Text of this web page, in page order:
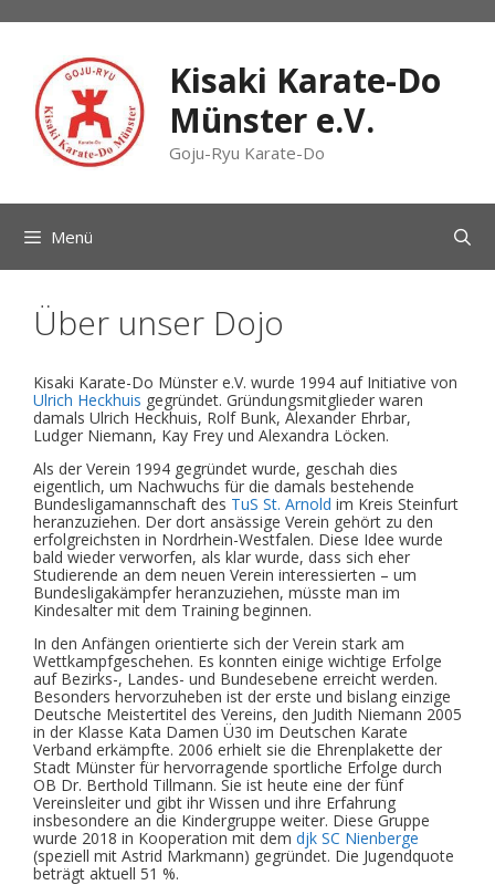
Inhalt
Kisaki Karate-Do
Münster e.V.
Goju-Ryu Karate-Do
Menü
Über unser Dojo
Kisaki Karate-Do Münster e.V. wurde 1994 auf Initiative von
Ulrich Heckhuis gegründet. Gründungsmitglieder waren
damals Ulrich Heckhuis, Rolf Bunk, Alexander Ehrbar,
Ludger Niemann, Kay Frey und Alexandra Löcken.
Als der Verein 1994 gegründet wurde, geschah dies
eigentlich, um Nachwuchs für die damals bestehende
Bundesligamannschaft des TuS St. Arnold im Kreis Steinfurt
heranzuziehen. Der dort ansässige Verein gehört zu den
erfolgreichsten in Nordrhein-Westfalen. Diese Idee wurde
bald wieder verworfen, als klar wurde, dass sich eher
Studierende an dem neuen Verein interessierten – um
Bundesligakämpfer heranzuziehen, müsste man im
Kindesalter mit dem Training beginnen.
In den Anfängen orientierte sich der Verein stark am
Wettkampfgeschehen. Es konnten einige wichtige Erfolge
auf Bezirks-, Landes- und Bundesebene erreicht werden.
Besonders hervorzuheben ist der erste und bislang einzige
Deutsche Meistertitel des Vereins, den Judith Niemann 2005
in der Klasse Kata Damen Ü30 im Deutschen Karate
Verband erkämpfte. 2006 erhielt sie die Ehrenplakette der
Stadt Münster für hervorragende sportliche Erfolge durch
OB Dr. Berthold Tillmann. Sie ist heute eine der fünf
Vereinsleiter und gibt ihr Wissen und ihre Erfahrung
insbesondere an die Kindergruppe weiter. Diese Gruppe
wurde 2018 in Kooperation mit dem djk SC Nienberge
(speziell mit Astrid Markmann) gegründet. Die Jugendquote
beträgt aktuell 51 %.